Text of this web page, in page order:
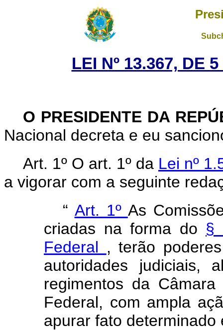
LEI Nº 13.367, DE
O PRESIDENTE DA
Nacional decreta e eu
Art. 1º O art. 1º da Lei nº
a vigorar com a seguinte
“ Art. 1º As
criadas na forma do §
Federal , terão
autoridades judiciais,
regimentos da
Federal, com ampla
apurar fato determinado